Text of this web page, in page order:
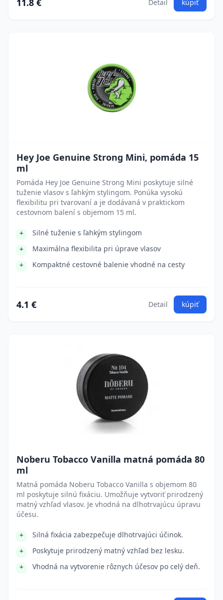
11.8 € Detail kúpiť
Hey Joe Genuine Strong Mini, pomáda 15
ml
Pomáda Hey Joe Genuine Strong Mini poskytuje silné
tuženie vlasov s ľahkým stylingom. Ponúka vysokú
flexibilitu pri tvarovaní a je dodávaná v praktickom
cestovnom balení s objemom 15 ml.
Silné tuženie s ľahkým stylingom
Maximálna flexibilita pri úprave vlasov
Kompaktné cestovné balenie vhodné na cesty
4.1 € Detail kúpiť
Noberu Tobacco Vanilla matná pomáda 80
ml
Matná pomáda Noberu Tobacco Vanilla s objemom 80
ml poskytuje silnú fixáciu. Umožňuje vytvoriť prirodzený
matný vzhľad vlasov. Je vhodná na dlhotrvajúcu úpravu
účesu.
Silná fixácia zabezpečuje dlhotrvajúci účinok.
Poskytuje prirodzený matný vzhľad bez lesku.
Vhodná na vytvorenie rôznych účesov po celý deň.